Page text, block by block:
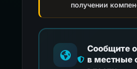
получении
Сообщите
в местные